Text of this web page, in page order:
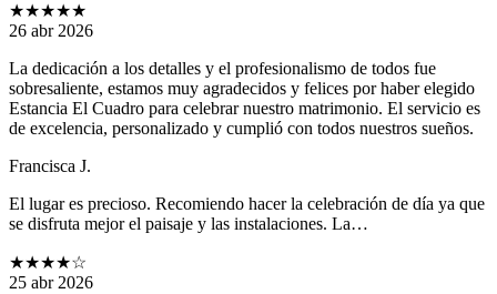
★★★★★
26 abr 2026
La dedicación a los detalles y el profesionalismo de todos fue
sobresaliente, estamos muy agradecidos y felices por haber elegido
Estancia El Cuadro para celebrar nuestro matrimonio. El servicio es
de excelencia, personalizado y cumplió con todos nuestros sueños.
Francisca J.
El lugar es precioso. Recomiendo hacer la celebración de día ya que
se disfruta mejor el paisaje y las instalaciones. La…
★★★★☆
25 abr 2026